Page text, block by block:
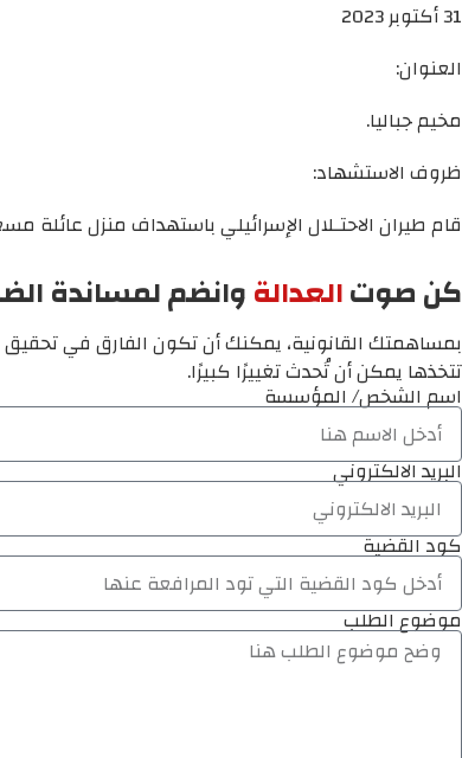
31 أكتوبر 2023
العنوان:
مخيم جباليا.
ظروف الاستشهاد:
قام طيران الاحتـلال الإسرائيلي باستهداف منزل
كن صوتالعدالةوانضم لمساندة
بمساهمتك القانونية، يمكنك أن تكون الفارق في
تتخذها يمكن أن تُحدث تغييرًا كبيرًا.
اسم الشخص/ المؤسسة
البريد الالكتروني
كود القضية
موضوع الطلب